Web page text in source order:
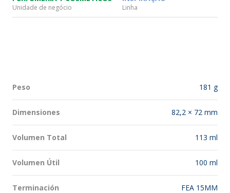
Unidade de negócio Linha
Peso 181 g
Dimensiones 82,2 × 72 mm
Volumen Total 113 ml
Volumen Útil 100 ml
Terminación FEA 15MM